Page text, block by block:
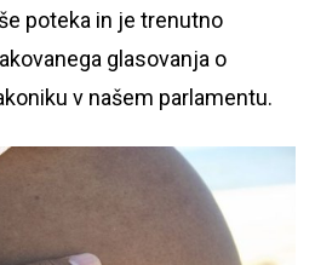
poteka in je trenutno
glasovanja o
v našem parlamentu.